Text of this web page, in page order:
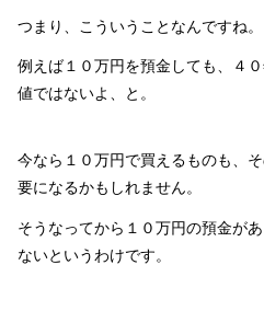
つまり、こういうことなんですね。
例えば１０万円を預金しても、４
値ではないよ、と。
今なら１０万円で買えるものも、
要になるかもしれません。
そうなってから１０万円の預金が
ないというわけです。